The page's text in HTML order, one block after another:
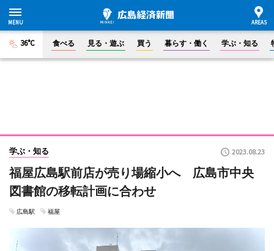
36°C 食べる 見る・遊ぶ 買う 暮らす・働く 学ぶ・知る
学ぶ・知る 2023.08.23
福屋広島駅前店が売り場縮小へ 広島市中央
図書館の移転計画に合わせ
広島駅 福屋